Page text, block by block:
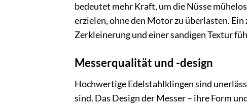
bedeutet mehr Kraft, um die Nüsse
erzielen, ohne den Motor zu überlasten.
Zerkleinerung und einer sandigen Textur
Messerqualität und -design
Hochwertige Edelstahlklingen sind
sind. Das Design der Messer – ihre Form